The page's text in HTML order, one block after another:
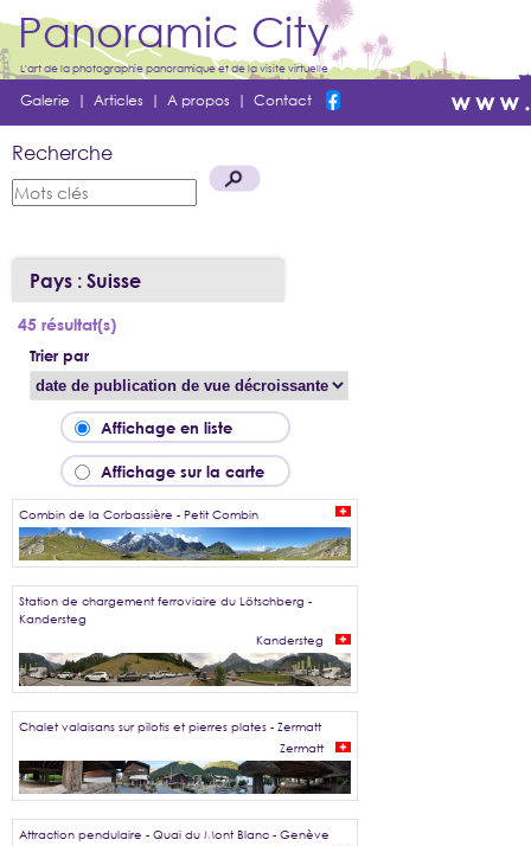
Panoramic City
L'art de la photographie panoramique et de la visite virtuelle
Galerie | Articles | A propos | Contact
Recherche
Pays : Suisse
45 résultat(s)
Trier par
Affichage en liste
Affichage sur la carte
Combin de la Corbassière - Petit Combin
Station de chargement ferroviaire du Lötschberg -
Kandersteg
Kandersteg
Chalet valaisans sur pilotis et pierres plates - Zermatt
Zermatt
Attraction pendulaire - Quai du Mont Blanc - Genève